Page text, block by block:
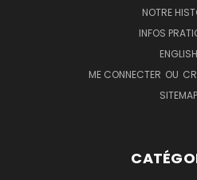
NOTRE
INFOS
ENGLISH
ME CONNECTER OU
SITEMAP